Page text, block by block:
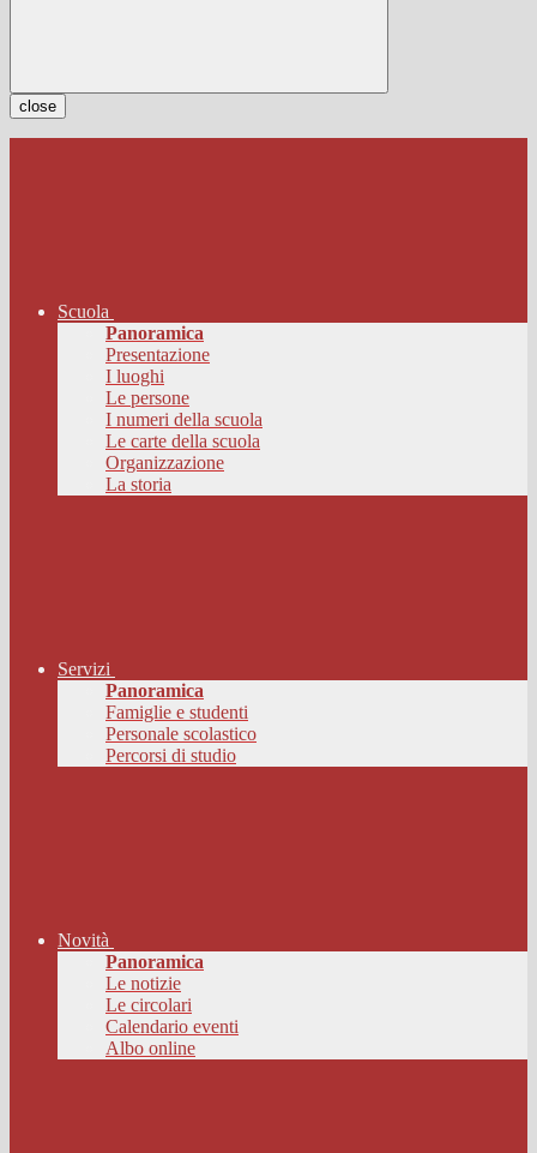
close
Scuola
Panoramica
Presentazione
I luoghi
Le persone
I numeri della scuola
Le carte della scuola
Organizzazione
La storia
Servizi
Panoramica
Famiglie e studenti
Personale scolastico
Percorsi di studio
Novità
Panoramica
Le notizie
Le circolari
Calendario eventi
Albo online